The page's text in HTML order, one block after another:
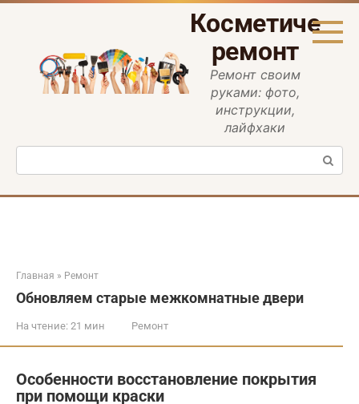
Перейти
ремонт
Ремонт своим
руками: фото,
инструкции,
лайфхаки
Поиск:
Главная » Ремонт
Обновляем старые межкомнатные двери
На чтение: 21 мин Ремонт
Особенности восстановление покрытия
при помощи краски